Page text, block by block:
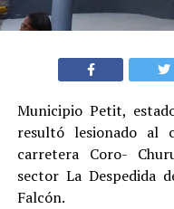
Municipio Petit,
resultó lesionado
carretera Coro-
sector La Despedida
Falcón.